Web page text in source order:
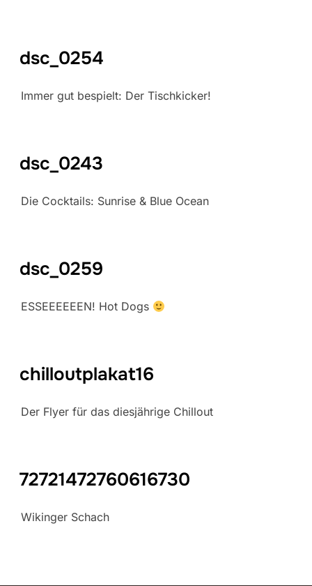
dsc_0254
Immer gut bespielt: Der Tischkicker!
dsc_0243
Die Cocktails: Sunrise & Blue Ocean
dsc_0259
ESSEEEEEEN! Hot Dogs
chilloutplakat16
Der Flyer für das diesjährige Chillout
72721472760616730
Wikinger Schach